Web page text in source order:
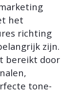
het
richting
zijn.
bereikt door
tone-